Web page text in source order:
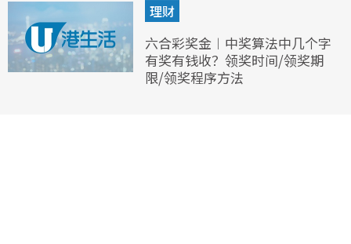
理财
六合彩奖金︱中奖算法中几个字
有奖有钱收？领奖时间/领奖期
限/领奖程序方法